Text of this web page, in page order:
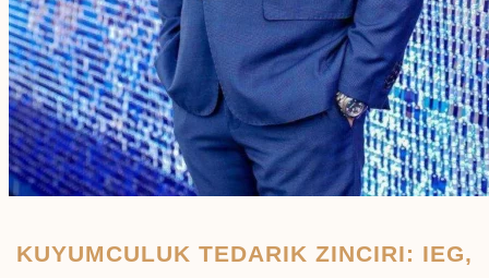
KUYUMCULUK TEDARIK ZINCIRI: IEG,